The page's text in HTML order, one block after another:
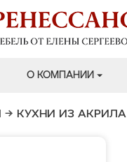
О КОМПАНИИ
→ КУХНИ ИЗ АКРИЛА